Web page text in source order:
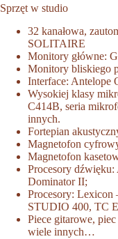
Sprzęt w studio
32 kanałowa,
SOLITAIRE
Monitory główne:
Monitory bliskiego
Interface: Antelope
Wysokiej klasy
C414B, seria
innych.
Fortepian
Magnetofon
Magnetofon
Procesory
Dominator II;
Procesory:
STUDIO 400, TC
Piece gitarowe,
wiele innych…